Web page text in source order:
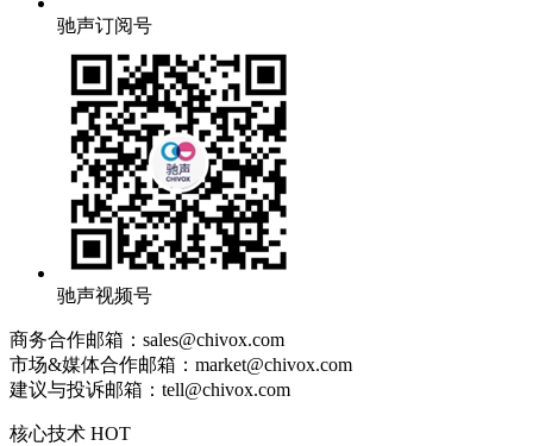
驰声订阅号
驰声视频号
商务合作邮箱：sales@chivox.com
市场&媒体合作邮箱：market@chivox.com
建议与投诉邮箱：tell@chivox.com
核心技术 HOT